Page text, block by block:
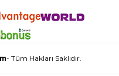
- Tüm Hakları Saklıdır.